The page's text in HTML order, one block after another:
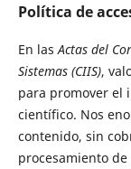
Política de
En lasActas del
Sistemas (CIIS),
para promover el
científico. Nos
contenido, sin
procesamiento